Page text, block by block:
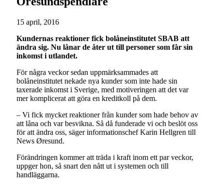
15 april, 2016
Kundernas reaktioner fick bolåneinstitutet SBAB att
ändra sig. Nu lånar de åter ut till personer som får sin
inkomst i utlandet.
För några veckor sedan uppmärksammades att
bolåneinstitutet nekade nya kunder som inte hade sin
taxerade inkomst i Sverige, med motiveringen att det var
mer komplicerat att göra en kreditkoll på dem.
– Vi fick mycket reaktioner från kunder som hade behov av
att låna och var besvikna. Så då funderade vi och beslöt oss
för att ändra oss, säger informationschef Karin Hellgren till
News Øresund.
Förändringen kommer att träda i kraft inom ett par veckor,
uppger hon, så snart den nått ut i systemen och till
handläggarna.